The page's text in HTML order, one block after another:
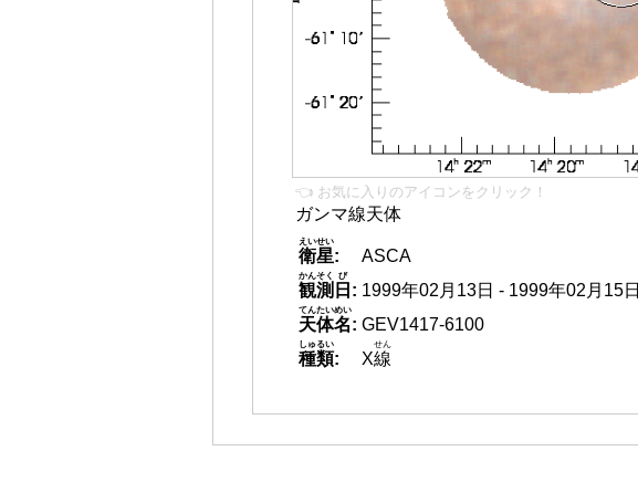
👈 お気に入りのアイコンをクリック！
ガンマ線天体
衛星
えいせい
:
ASCA
観測
かんそく
日
び
: 1999年02月13日 - 1999年02月15日
天体名
てんたいめい
: GEV1417-6100
種類
しゅるい
: X線
せん